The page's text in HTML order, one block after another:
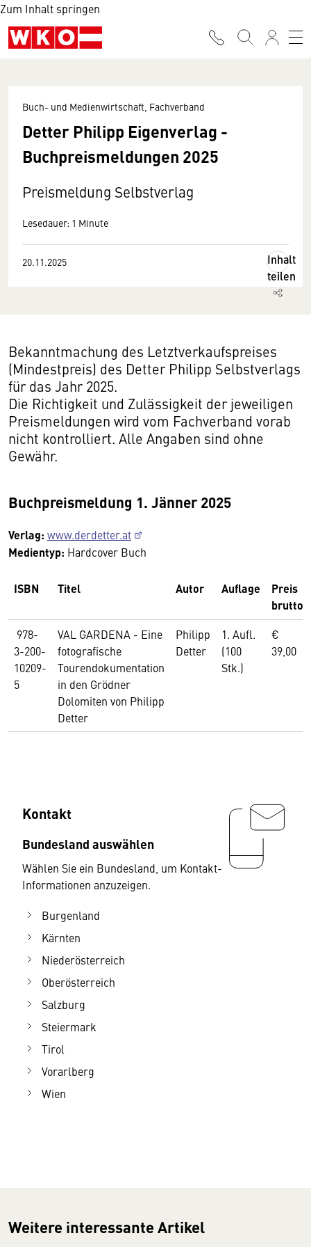
Zum Inhalt springen
Buch- und Medienwirtschaft, Fachverband
Detter Philipp Eigenverlag -
Buchpreismeldungen 2025
Preismeldung Selbstverlag
Lesedauer: 1 Minute
20.11.2025
Inhalt
teilen
Bekanntmachung des Letztverkaufspreises
(Mindestpreis) des Detter Philipp Selbstverlags
für das Jahr 2025.
Die Richtigkeit und Zulässigkeit der jeweiligen
Preismeldungen wird vom Fachverband vorab
nicht kontrolliert. Alle Angaben sind ohne
Gewähr.
Buchpreismeldung 1. Jänner 2025
Verlag: www.derdetter.at
Medientyp: Hardcover Buch
ISBN Titel Autor Auflage
Preis
brutto
978-
3-200-
10209-
5
VAL GARDENA - Eine
fotografische
Tourendokumentation
in den Grödner
Dolomiten von Philipp
Detter
Philipp
Detter
1. Aufl.
(100
Stk.)
€
39,00
Kontakt
Bundesland auswählen
Wählen Sie ein Bundesland, um Kontakt-
Informationen anzuzeigen.
Burgenland
Kärnten
Niederösterreich
Oberösterreich
Salzburg
Steiermark
Tirol
Vorarlberg
Wien
Weitere interessante Artikel